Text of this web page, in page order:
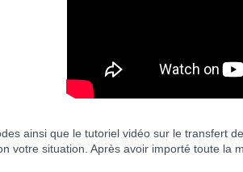
ainsi que le tutoriel vidéo sur le transfert
votre situation. Après avoir importé toute la